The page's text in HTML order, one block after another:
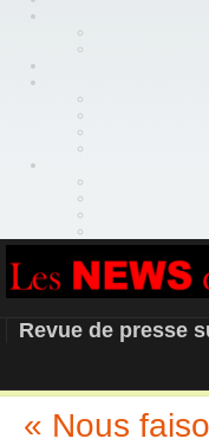
Revue de presse
« Nous